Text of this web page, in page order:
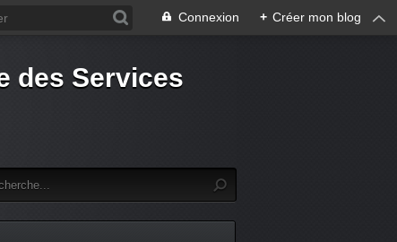
Connexion + Créer mon blog
des Services